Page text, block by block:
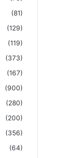
(81)
(129)
(119)
(373)
(167)
(900)
(280)
(200)
(356)
(64)